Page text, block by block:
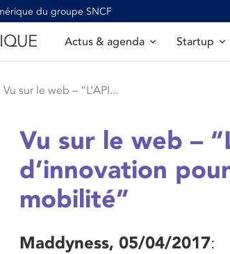
du groupe SNCF
Actus & agenda Startup
Vu sur le web – “L’API...
Vu sur le web –
d’innovation
mobilité”
Maddyness, 05/04/2017: